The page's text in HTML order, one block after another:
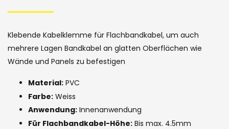
to
the
beginning
of
the
images
gallery
Klebende Kabelklemme für Flachbandkabel, um auch
mehrere Lagen Bandkabel an glatten Oberflächen wie
Wände und Panels zu befestigen
Material: PVC
Farbe: Weiss
Anwendung: Innenanwendung
Für Flachbandkabel-Höhe: Bis max. 4.5mm